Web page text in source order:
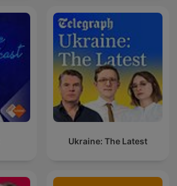
Ukraine: The Latest